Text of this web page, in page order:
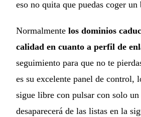
eso no quita que puedas coger
Normalmente los dominios
calidad en cuanto a perfil de
seguimiento para que no te
es su excelente panel de
sigue libre con pulsar con solo
desaparecerá de las listas en la